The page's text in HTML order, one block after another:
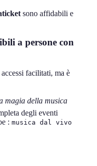
sono affidabili e
a persone con
facilitati, ma è
magia della musica
degli eventi
: musica dal vivo